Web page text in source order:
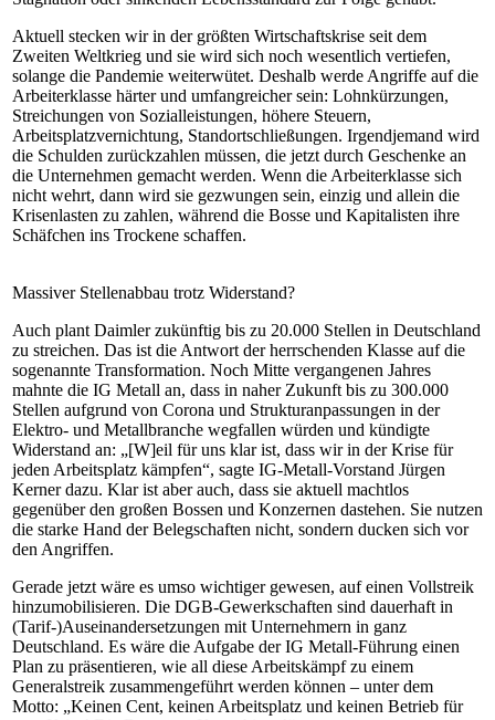
Aktuell stecken wir in der größten Wirtschaftskrise seit dem
Zweiten Weltkrieg und sie wird sich noch wesentlich vertiefen,
solange die Pandemie weiterwütet. Deshalb werde Angriffe auf die
Arbeiterklasse härter und umfangreicher sein: Lohnkürzungen,
Streichungen von Sozialleistungen, höhere Steuern,
Arbeitsplatzvernichtung, Standortschließungen. Irgendjemand wird
die Schulden zurückzahlen müssen, die jetzt durch Geschenke an
die Unternehmen gemacht werden. Wenn die Arbeiterklasse sich
nicht wehrt, dann wird sie gezwungen sein, einzig und allein die
Krisenlasten zu zahlen, während die Bosse und Kapitalisten ihre
Schäfchen ins Trockene schaffen.
Massiver Stellenabbau trotz Widerstand?
Auch plant Daimler zukünftig bis zu 20.000 Stellen in Deutschland
zu streichen. Das ist die Antwort der herrschenden Klasse auf die
sogenannte Transformation. Noch Mitte vergangenen Jahres
mahnte die IG Metall an, dass in naher Zukunft bis zu 300.000
Stellen aufgrund von Corona und Strukturanpassungen in der
Elektro- und Metallbranche wegfallen würden und kündigte
Widerstand an: „[W]eil für uns klar ist, dass wir in der Krise für
jeden Arbeitsplatz kämpfen“, sagte IG-Metall-Vorstand Jürgen
Kerner dazu. Klar ist aber auch, dass sie aktuell machtlos
gegenüber den großen Bossen und Konzernen dastehen. Sie nutzen
die starke Hand der Belegschaften nicht, sondern ducken sich vor
den Angriffen.
Gerade jetzt wäre es umso wichtiger gewesen, auf einen Vollstreik
hinzumobilisieren. Die DGB-Gewerkschaften sind dauerhaft in
(Tarif-)Auseinandersetzungen mit Unternehmern in ganz
Deutschland. Es wäre die Aufgabe der IG Metall-Führung einen
Plan zu präsentieren, wie all diese Arbeitskämpf zu einem
Generalstreik zusammengeführt werden können – unter dem
Motto: „Keinen Cent, keinen Arbeitsplatz und keinen Betrieb für